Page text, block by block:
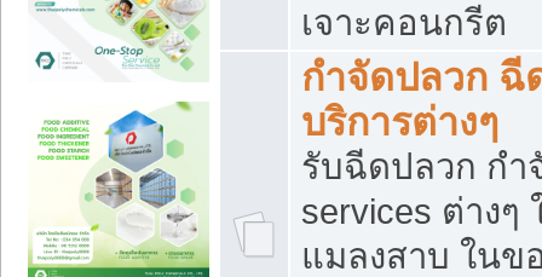
เจาะคอนกรีต
กำจัดปลวก ฉี
บริการต่างๆ
รับฉีดปลวก กำ
services ต่าง
แมลงสาบ ใน